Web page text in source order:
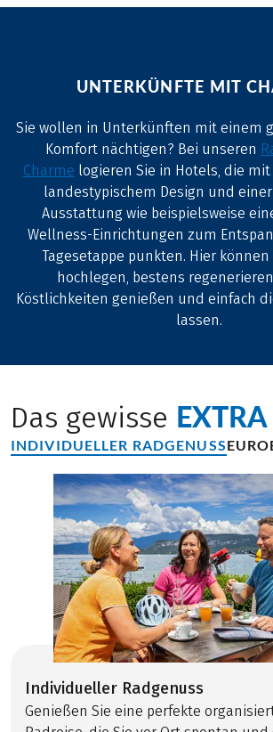
UNTERKÜNFTE MIT
Sie wollen in Unterkünften mit einem
Komfort nächtigen? Bei unseren
Charme logieren Sie in Hotels, die
landestypischem Design und
Ausstattung wie beispielsweise
Wellness-Einrichtungen zum
Tagesetappe punkten. Hier können
hochlegen, bestens
Köstlichkeiten genießen und einfach
lassen.
Das gewisse EXTRA
INDIVIDUELLER RADGENUSS
Individueller Radgenuss
Genießen Sie eine perfekte